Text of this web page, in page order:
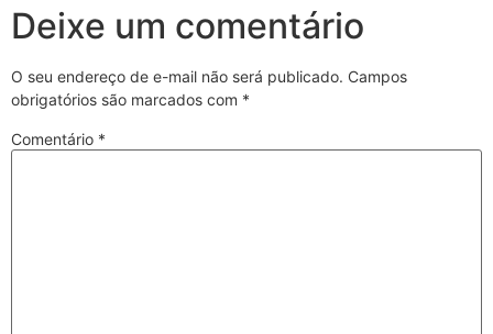
Deixe um comentário
O seu endereço de e-mail não será publicado. Campos
obrigatórios são marcados com *
Comentário *